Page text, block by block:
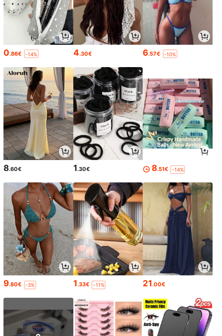
0.86€ -14% 4.30€ 6.57€ -10%
8.60€ 1.30€ 8.51€ -14%
9.80€ -3% 1.33€ -11% 21.00€